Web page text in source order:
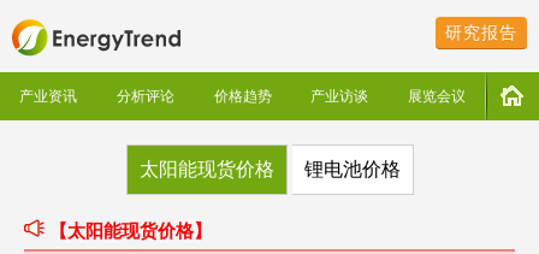
研究报告
产业资讯 分析评论 价格趋势 产业访谈 展览会议
太阳能现货价格 锂电池价格
【太阳能现货价格】